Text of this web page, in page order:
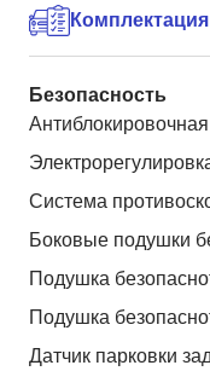
Комплектация
Безопасность
Система
Боковые подушки
Подушка
Подушка
Датчик парковки